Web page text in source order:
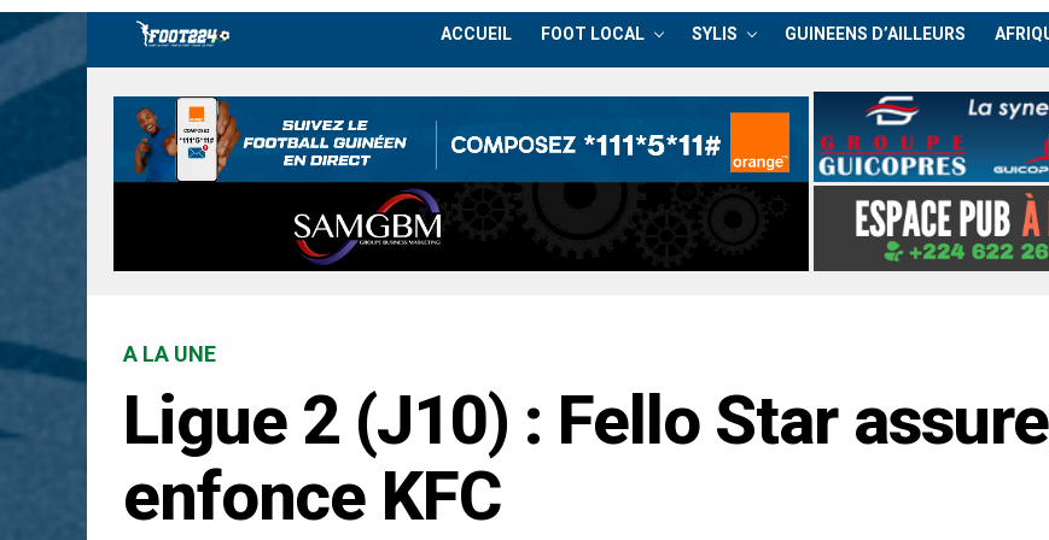
ACCUEIL FOOT LOCAL SYLIS GUINEENS D’AILLEURS
A LA UNE
Ligue 2 (J10) : Fello Star
enfonce KFC